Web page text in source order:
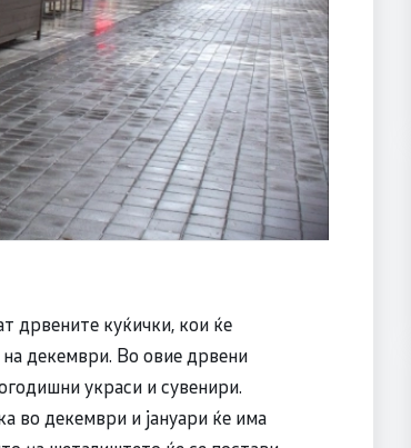
дрвените куќички, кои ќе
декември. Во овие дрвени
украси и сувенири.
во декември и јануари ќе има